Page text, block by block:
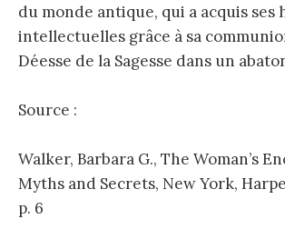
du monde antique, qui a acquis ses
intellectuelles grâce à sa
Déesse de la Sagesse dans un
Source :
Walker, Barbara G., The Woman’s
Myths and Secrets, New York,
p. 6